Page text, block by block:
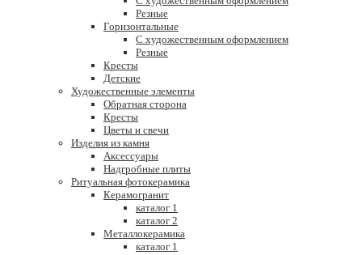
Резные
Горизонтальные
С художественным оформлением
Резные
Кресты
Детские
Художественные элементы
Обратная сторона
Кресты
Цветы и свечи
Изделия из камня
Аксессуары
Надгробные плиты
Ритуальная фотокерамика
Керамогранит
каталог 1
каталог 2
Металлокерамика
каталог 1